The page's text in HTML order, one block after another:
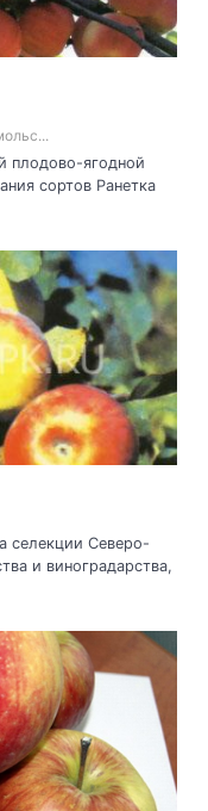
плодово-ягодной
сортов Ранетка
селекции Северо-
и виноградарства,